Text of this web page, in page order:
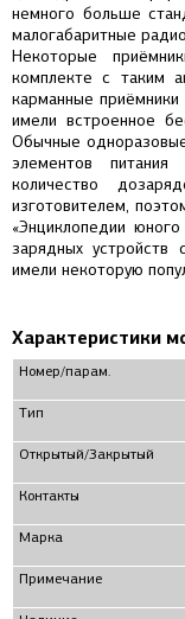
немного больше
малогабаритные
Некоторые
комплекте с таким
карманные
имели встроенное
Обычные
элементов питания
количество
изготовителем,
«Энциклопедии
зарядных
имели некоторую
Характеристики
Номер/парам.
Тип
Открытый/Закрытый
Контакты
Марка
Примечание